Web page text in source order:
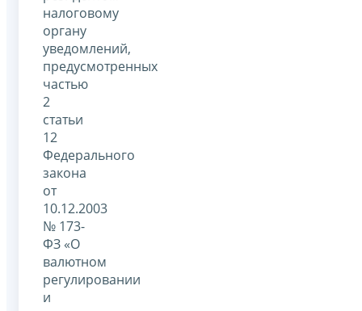
налоговому
органу
уведомлений,
предусмотренных
частью
2
статьи
12
Федерального
закона
от
10.12.2003
№ 173-
ФЗ «О
валютном
регулировании
и